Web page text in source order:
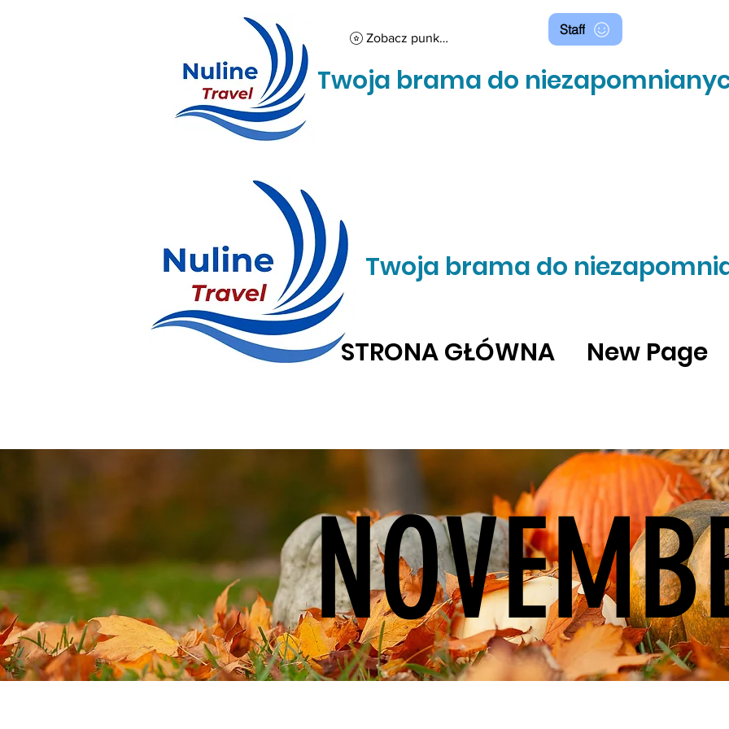
Staff
Twoja brama do
Zobacz punkty
Twoja brama do
STRONA GŁÓWNA New Page